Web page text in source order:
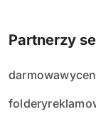
Partnerzy